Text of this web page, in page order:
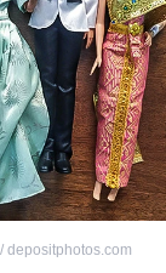
depositphotos.com